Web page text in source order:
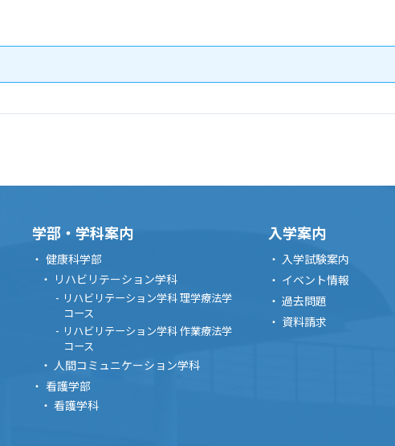
学部・学科案内
健康科学部
リハビリテーション学科
リハビリテーション学科 理学療法学
コース
リハビリテーション学科 作業療法学
コース
人間コミュニケーション学科
看護学部
看護学科
入学案内
入学試験案内
イベント情報
過去問題
資料請求